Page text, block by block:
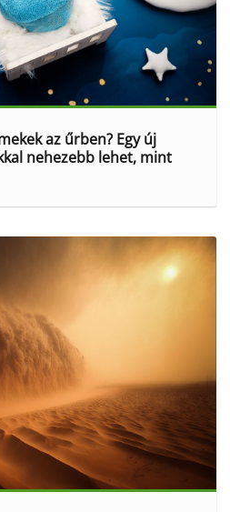
az űrben? Egy új
nehezebb lehet, mint